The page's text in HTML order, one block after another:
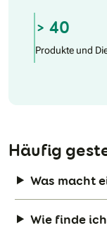
> 40
Produkte und
Häufig
Was macht
Wie finde